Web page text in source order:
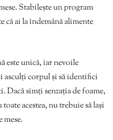
Stabilește un program
că ai la îndemână alimente
este unică, iar nevoile
asculți corpul și să identifici
Dacă simți senzația de foame,
acestea, nu trebuie să lași